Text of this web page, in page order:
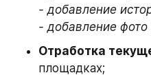
- добавление
- добавление
Отработка
площадках;